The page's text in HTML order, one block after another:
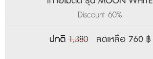
Discount 60%
ปกติ 1,380 ลดเหลือ 760 ฿